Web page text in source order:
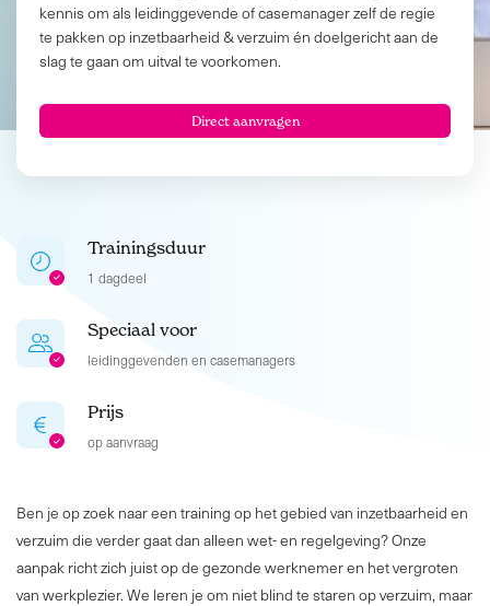
kennis om als leidinggevende of casemanager zelf de regie
te pakken op inzetbaarheid & verzuim én doelgericht aan de
slag te gaan om uitval te voorkomen.
Direct aanvragen
Trainingsduur
1 dagdeel
Speciaal voor
leidinggevenden en casemanagers
Prijs
op aanvraag
Ben je op zoek naar een training op het gebied van inzetbaarheid en
verzuim die verder gaat dan alleen wet- en regelgeving? Onze
aanpak richt zich juist op de gezonde werknemer en het vergroten
van werkplezier. We leren je om niet blind te staren op verzuim, maar